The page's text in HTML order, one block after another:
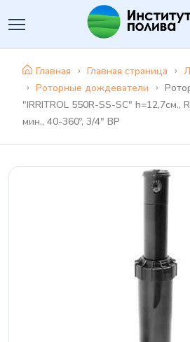
Главная Главная страница
Роторные дождеватели
"IRRITROL 550R-SS-SC" h=12,7см.,
мин., 40-360º, 3/4" ВР